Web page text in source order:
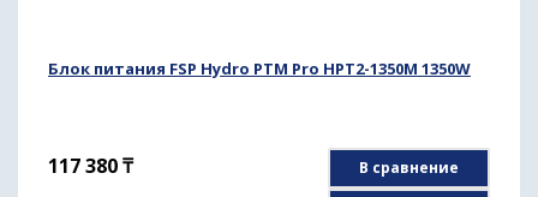
Блок питания FSP Hydro PTM Pro HPT2-1350M 1350W
117 380₸
В сравнение